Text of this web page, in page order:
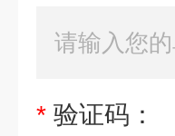
* 验证码：